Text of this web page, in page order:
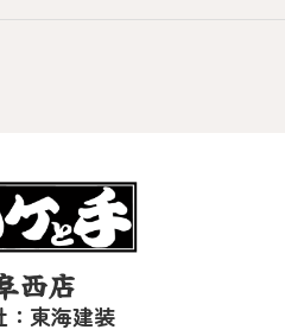
西店
：東海建装